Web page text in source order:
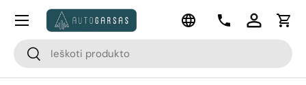
Pereiti prie turinio
Paieška
Paieška
Kalba
KontaktaiPrisijungti
Meniu